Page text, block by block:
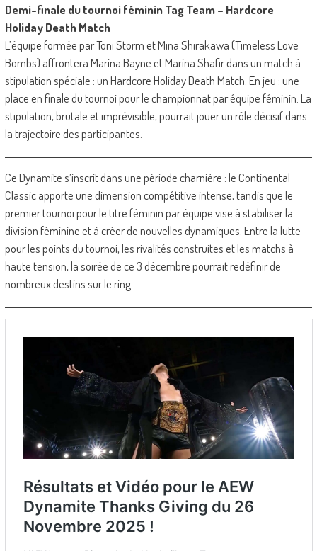
Demi-finale du tournoi féminin Tag Team – Hardcore
Holiday Death Match
L’équipe formée par Toni Storm et Mina Shirakawa (Timeless Love
Bombs) affrontera Marina Bayne et Marina Shafir dans un match à
stipulation spéciale : un Hardcore Holiday Death Match. En jeu : une
place en finale du tournoi pour le championnat par équipe féminin. La
stipulation, brutale et imprévisible, pourrait jouer un rôle décisif dans
la trajectoire des participantes.
Ce Dynamite s’inscrit dans une période charnière : le Continental
Classic apporte une dimension compétitive intense, tandis que le
premier tournoi pour le titre féminin par équipe vise à stabiliser la
division féminine et à créer de nouvelles dynamiques. Entre la lutte
pour les points du tournoi, les rivalités construites et les matchs à
haute tension, la soirée de ce 3 décembre pourrait redéfinir de
nombreux destins sur le ring.